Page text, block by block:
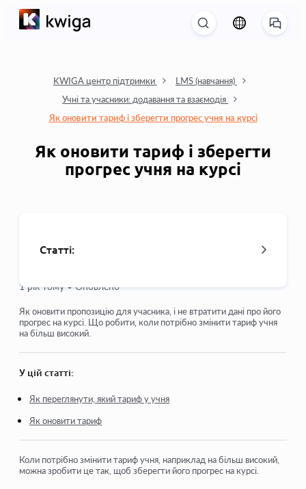
KWIGA центр підтримки
LMS (навчання)
Учні та учасники: додавання та взаємодія
Як оновити тариф і зберегти прогрес учня на курсі
Як оновити тариф і зберегти
прогрес учня на курсі
Статті:
Як відкрити учню доступ
Як увійти до кабінету учня
уроків
Як переглянути усі спроби проходження тесту
1 рік тому • Оновлено
Як оновити пропозицію для учасника, і не втратити дані про його
прогрес на курсі. Що робити, коли потрібно змінити тариф учня
на більш високий.
У цій статті:
Як переглянути, який тариф у учня
Як оновити тариф
Коли потрібно змінити тариф учня, наприклад на більш високий,
можна зробити це так, щоб зберегти його прогрес на курсі.